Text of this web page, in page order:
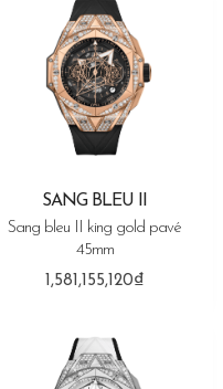
SANG BLEU II
Sang bleu II king gold pavé
45mm
1,581,155,120₫